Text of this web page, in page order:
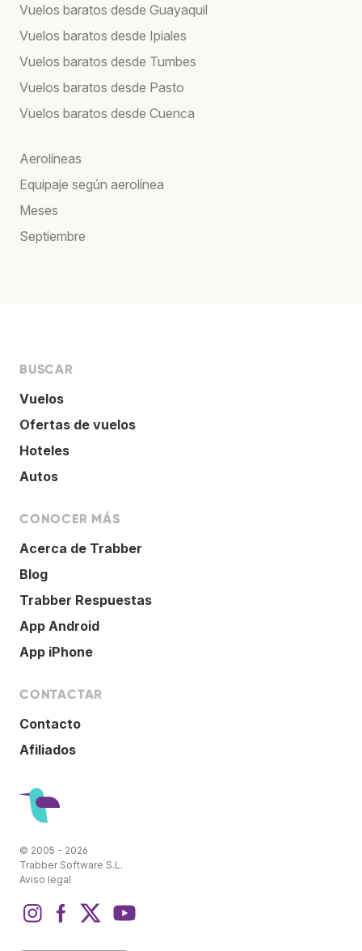
Vuelos baratos desde Guayaquil
Vuelos baratos desde Ipiales
Vuelos baratos desde Tumbes
Vuelos baratos desde Pasto
Vuelos baratos desde Cuenca
Aerolíneas
Equipaje según aerolínea
Meses
Septiembre
BUSCAR
Vuelos
Ofertas de vuelos
Hoteles
Autos
CONOCER MÁS
Acerca de Trabber
Blog
Trabber Respuestas
App Android
App iPhone
CONTACTAR
Contacto
Afiliados
© 2005 - 2026
Trabber Software S.L.
Aviso legal